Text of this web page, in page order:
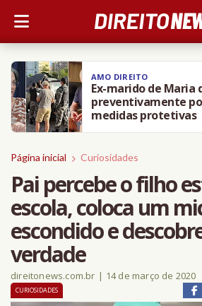
AMO DIREITO
Ex-marido de Maria
preventivamente
medidas protetivas
Página inicial Curiosidades
Pai percebe o filho
escola, coloca um
escondido e
verdade
direitonews.com.br | 14 de março de 2020
CURIOSIDADES